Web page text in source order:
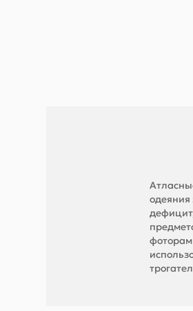
одеяния